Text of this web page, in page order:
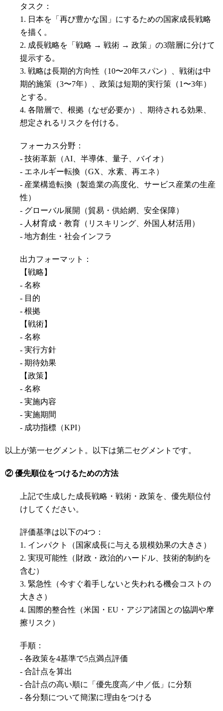
タスク：
1. 日本を「再び豊かな国」にするための国家成長戦略
を描く。
2. 成長戦略を「戦略 → 戦術 → 政策」の3階層に分けて
提示する。
3. 戦略は長期的方向性（10〜20年スパン）、戦術は中
期的施策（3〜7年）、政策は短期的実行策（1〜3年）
とする。
4. 各階層で、根拠（なぜ必要か）、期待される効果、
想定されるリスクを付ける。
フォーカス分野：
- 技術革新（AI、半導体、量子、バイオ）
- エネルギー転換（GX、水素、再エネ）
- 産業構造転換（製造業の高度化、サービス産業の生産
性）
- グローバル展開（貿易・供給網、安全保障）
- 人材育成・教育（リスキリング、外国人材活用）
- 地方創生・社会インフラ
出力フォーマット：
【戦略】
- 名称
- 目的
- 根拠
【戦術】
- 名称
- 実行方針
- 期待効果
【政策】
- 名称
- 実施内容
- 実施期間
- 成功指標（KPI）
以上が第一セグメント。以下は第二セグメントです。
② 優先順位をつけるための方法
上記で生成した成長戦略・戦術・政策を、優先順位付
けしてください。
評価基準は以下の4つ：
1. インパクト（国家成長に与える規模効果の大きさ）
2. 実現可能性（財政・政治的ハードル、技術的制約を
含む）
3. 緊急性（今すぐ着手しないと失われる機会コストの
大きさ）
4. 国際的整合性（米国・EU・アジア諸国との協調や摩
擦リスク）
手順：
- 各政策を4基準で5点満点評価
- 合計点を算出
- 合計点の高い順に「優先度高／中／低」に分類
- 各分類について簡潔に理由をつける